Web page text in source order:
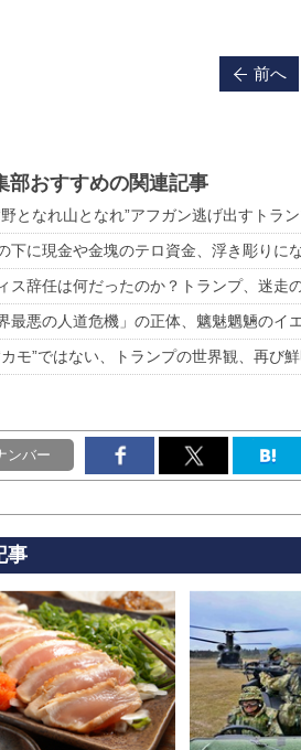
前へ
部おすすめの関連記事
野となれ山となれ”アフガン逃げ出すトラ
下に現金や金塊のテロ資金、浮き彫りに
ス辞任は何だったのか？トランプ、迷走
界最悪の人道危機」の正体、魑魅魍魎のイ
カモ”ではない、トランプの世界観、再び
ンバー
事